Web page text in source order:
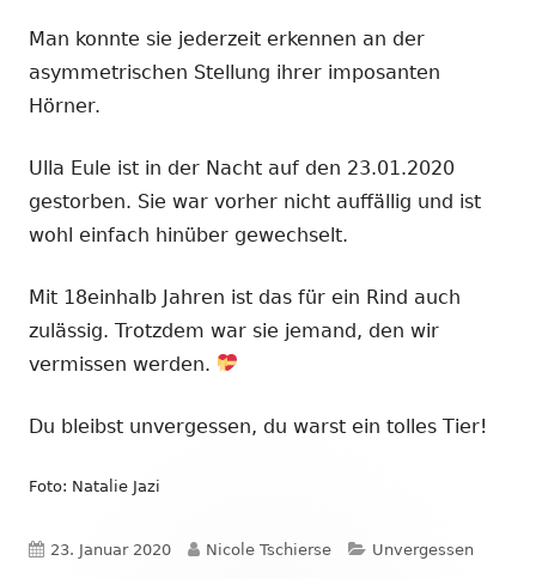
Man konnte sie jederzeit erkennen an der
asymmetrischen Stellung ihrer imposanten
Hörner.
Ulla Eule ist in der Nacht auf den 23.01.2020
gestorben. Sie war vorher nicht auffällig und ist
wohl einfach hinüber gewechselt.
Mit 18einhalb Jahren ist das für ein Rind auch
zulässig. Trotzdem war sie jemand, den wir
vermissen werden.
Du bleibst unvergessen, du warst ein tolles Tier!
Foto: Natalie Jazi
Veröffentlicht
23. Januar 2020 Autor
Nicole Tschierse Kategorien
Unvergessen